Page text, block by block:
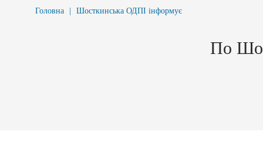
Головна Шосткинська ОДПІ інформує
По